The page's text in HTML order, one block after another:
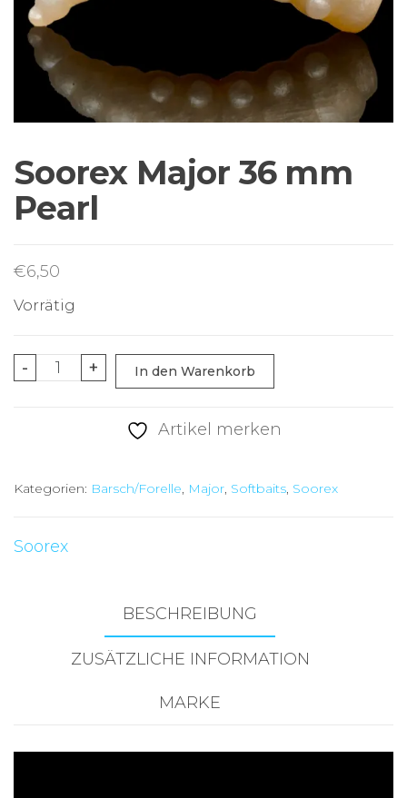
Zubehör für das
Brandungsangeln.
Soorex Major 36 mm
Pearl
€6,50
Vorrätig
-
Soorex
Menge
+ In den Warenkorb
Artikel merken
Kategorien: Barsch/Forelle Major Softbaits Soorex
Soorex
BESCHREIBUNG
ZUSÄTZLICHE INFORMATION
MARKE